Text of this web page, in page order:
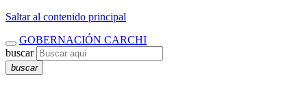
Saltar al contenido principal
GOBERNACIÓN CARCHI
buscar
buscar